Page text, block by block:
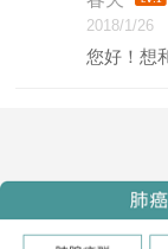
2018/1/26
您好！想